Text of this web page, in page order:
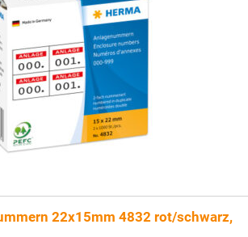
22x15mm 4832 rot/schwarz,